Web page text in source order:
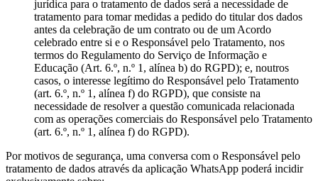
jurídica para o tratamento de dados será a necessidade de
tratamento para tomar medidas a pedido do titular dos dados
antes da celebração de um contrato ou de um Acordo
celebrado entre si e o Responsável pelo Tratamento, nos
termos do Regulamento do Serviço de Informação e
Educação (Art. 6.º, n.º 1, alínea b) do RGPD); e, noutros
casos, o interesse legítimo do Responsável pelo Tratamento
(art. 6.º, n.º 1, alínea f) do RGPD), que consiste na
necessidade de resolver a questão comunicada relacionada
com as operações comerciais do Responsável pelo Tratamento
(art. 6.º, n.º 1, alínea f) do RGPD).
Por motivos de segurança, uma conversa com o Responsável pelo
tratamento de dados através da aplicação WhatsApp poderá incidir